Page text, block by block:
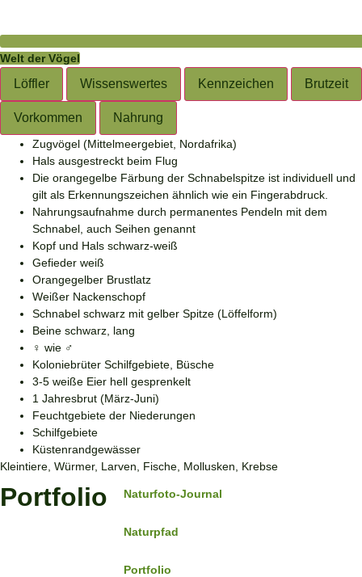
Welt der Vögel
Löffler Wissenswertes Kennzeichen Brutzeit
Vorkommen Nahrung
Löffler
Platalea
leucorodia
Löffelreiher
Platalea
leucorodia
Löffelreiher
Platalea
leucorodia
Zugvögel (Mittelmeergebiet, Nordafrika)
Hals ausgestreckt beim Flug
Die orangegelbe Färbung der Schnabelspitze ist individuell und
gilt als Erkennungszeichen ähnlich wie ein Fingerabdruck.
Nahrungsaufnahme durch permanentes Pendeln mit dem
Schnabel, auch Seihen genannt
Kopf und Hals schwarz-weiß
Gefieder weiß
Orangegelber Brustlatz
Weißer Nackenschopf
Schnabel schwarz mit gelber Spitze (Löffelform)
Beine schwarz, lang
♀ wie ♂
Koloniebrüter Schilfgebiete, Büsche
3-5 weiße Eier hell gesprenkelt
1 Jahresbrut (März-Juni)
Feuchtgebiete der Niederungen
Schilfgebiete
Küstenrandgewässer
Kleintiere, Würmer, Larven, Fische, Mollusken, Krebse
Portfolio Naturfoto-Journal
Naturpfad
Portfolio